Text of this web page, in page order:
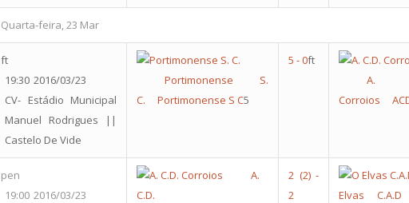
Quarta-feira, 23 Mar
ft
2016/03/23
19:30
CV- Estádio Municipal
Manuel Rodrigues ||
Castelo De Vide
Portimonense S.
C.
Portimonense S C5
5 -0ft
A.
Corroios
pen
2016/03/23
19:00
A.
C.D.
2 (2)-
2
Elvas C.A.D